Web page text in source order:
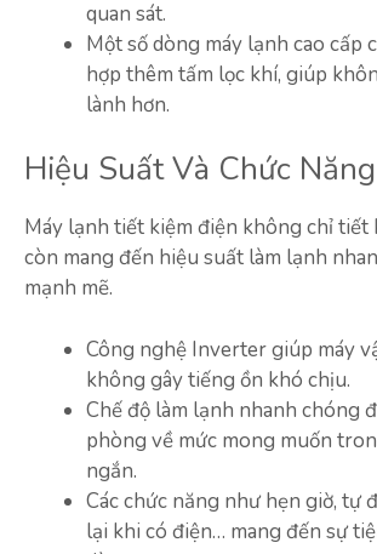
quan sát.
Một số dòng máy lạnh cao cấp
hợp thêm tấm lọc khí, giúp
lành hơn.
Hiệu Suất Và Chức Năng
Máy lạnh tiết kiệm điện không chỉ tiết
còn mang đến hiệu suất làm lạnh
mạnh mẽ.
Công nghệ Inverter giúp máy
không gây tiếng ồn khó chịu.
Chế độ làm lạnh nhanh chóng
phòng về mức mong muốn
ngắn.
Các chức năng như hẹn giờ, tự
lại khi có điện… mang đến sự